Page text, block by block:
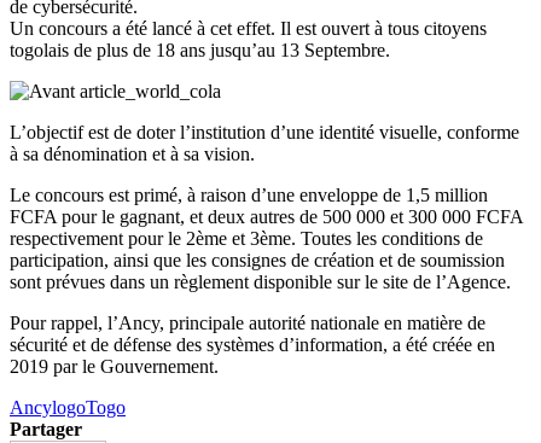
de cybersécurité.
Un concours a été lancé à cet effet. Il est ouvert à tous citoyens
togolais de plus de 18 ans jusqu’au 13 Septembre.
L’objectif est de doter l’institution d’une identité visuelle, conforme
à sa dénomination et à sa vision.
Le concours est primé, à raison d’une enveloppe de 1,5 million
FCFA pour le gagnant, et deux autres de 500 000 et 300 000 FCFA
respectivement pour le 2ème et 3ème. Toutes les conditions de
participation, ainsi que les consignes de création et de soumission
sont prévues dans un règlement disponible sur le site de l’Agence.
Pour rappel, l’Ancy, principale autorité nationale en matière de
sécurité et de défense des systèmes d’information, a été créée en
2019 par le Gouvernement.
AncylogoTogo
Partager